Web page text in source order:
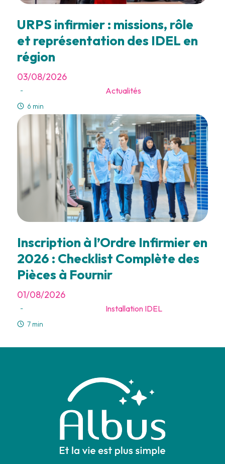
URPS infirmier : missions, rôle
et représentation des IDEL en
région
03/08/2026
- Actualités
6 min
Inscription à l’Ordre Infirmier en
2026 : Checklist Complète des
Pièces à Fournir
01/08/2026
- Installation IDEL
7 min